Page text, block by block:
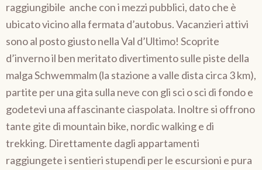
raggiungibile anche con i mezzi pubblici, dato che è
ubicato vicino alla fermata d’autobus. Vacanzieri attivi
sono al posto giusto nella Val d’Ultimo! Scoprite
d’inverno il ben meritato divertimento sulle piste della
malga Schwemmalm (la stazione a valle dista circa 3 km),
partite per una gita sulla neve con gli sci o sci di fondo e
godetevi una affascinante ciaspolata. Inoltre si offrono
tante gite di mountain bike, nordic walking e di
trekking. Direttamente dagli appartamenti
raggiungete i sentieri stupendi per le escursioni e pura